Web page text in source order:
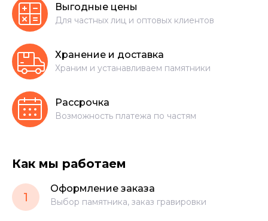
Выгодные цены
Для частных лиц и оптовых клиентов
Хранение и доставка
Храним и устанавливаем памятники
Рассрочка
Возможность платежа по частям
Как мы работаем
1
Оформление заказа
Выбор памятника, заказ гравировки